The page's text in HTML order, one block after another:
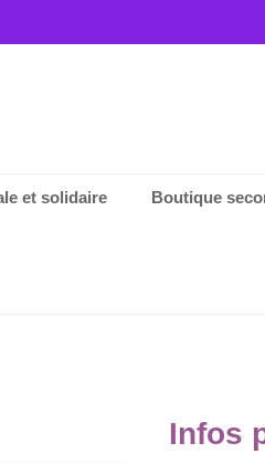
et solidaire Boutique
Infos